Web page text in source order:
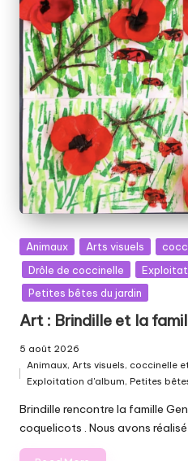
Posted
in
Animaux Arts visuels
Drôle de coccinelle
Petites bêtes du jardin
Art : Brindille et la
5 août 2026
Posted
Animaux,Arts visuels, coccinelle
Exploitation d'album,Petites
Brindille rencontre la famille
coquelicots . Nous avons